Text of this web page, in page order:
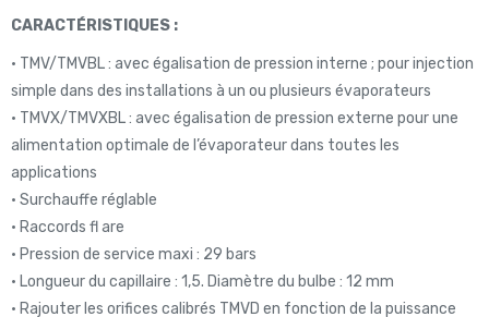
CARACTÉRISTIQUES :
• TMV/TMVBL : avec égalisation de pression interne ; pour injection
simple dans des installations à un ou plusieurs évaporateurs
• TMVX/TMVXBL : avec égalisation de pression externe pour une
alimentation optimale de l’évaporateur dans toutes les
applications
• Surchauffe réglable
• Raccords fl are
• Pression de service maxi : 29 bars
• Longueur du capillaire : 1,5. Diamètre du bulbe : 12 mm
• Rajouter les orifices calibrés TMVD en fonction de la puissance